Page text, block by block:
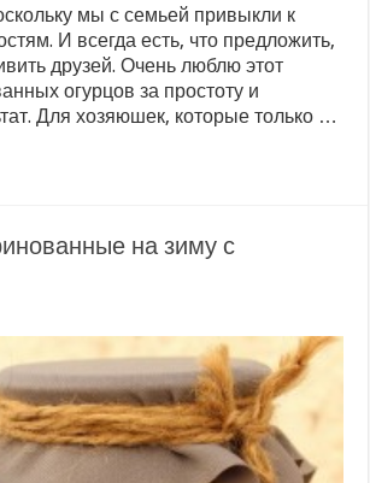
мы с семьей привыкли к
И всегда есть, что предложить,
друзей. Очень люблю этот
огурцов за простоту и
Для хозяюшек, которые только …
на зиму с